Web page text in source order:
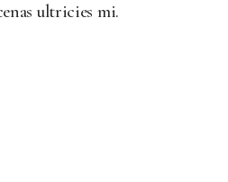
ultricies mi.